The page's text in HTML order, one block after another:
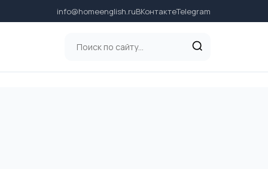
info@homeenglish.ruВКонтактеTelegram